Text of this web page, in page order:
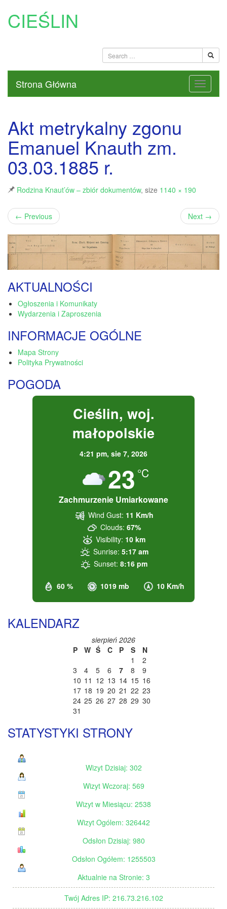
CIEŚLIN
Strona Główna
Akt metrykalny zgonu
Emanuel Knauth zm.
03.03.1885 r.
Rodzina Knaut’ów – zbiór dokumentów, size 1140 × 190
← Previous Next →
AKTUALNOŚCI
Ogłoszenia i Komunikaty
Wydarzenia i Zaproszenia
INFORMACJE OGÓLNE
Mapa Strony
Polityka Prywatności
POGODA
Cieślin, woj.
małopolskie
4:21 pm, sie 7, 2026
23 °C
Zachmurzenie Umiarkowane
60 % 1019 mb 10 Km/h
Wind Gust: 11 Km/h
Clouds: 67%
Visibility: 10 km
Sunrise: 5:17 am
Sunset: 8:16 pm
KALENDARZ
sierpień 2026
P
W Ś C P S
N
1
2
3
4 5 6 7 8
9
10 11 12 13 14 15 16
17 18 19 20 21 22 23
24 25 26 27 28 29 30
31
STATYSTYKI STRONY
Wizyt Dzisiaj: 302
Wizyt Wczoraj: 569
Wizyt w Miesiącu: 2538
Wizyt Ogólem: 326442
Odsłon Dzisiaj: 980
Odsłon Ogółem: 1255503
Aktualnie na Stronie: 3
Twój Adres IP: 216.73.216.102